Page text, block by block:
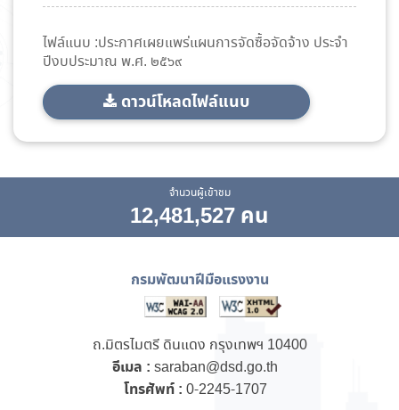
ไฟล์แนบ :ประกาศเผยแพร่แผนการจัดซื้อจัดจ้าง ประจำ
ปีงบประมาณ พ.ศ. ๒๕๖๙
ดาวน์โหลดไฟล์แนบ
จำนวนผู้เข้าชม
12,481,527 คน
กรมพัฒนาฝีมือแรงงาน
ถ.มิตรไมตรี ดินแดง กรุงเทพฯ 10400
อีเมล : saraban@dsd.go.th
โทรศัพท์ : 0-2245-1707